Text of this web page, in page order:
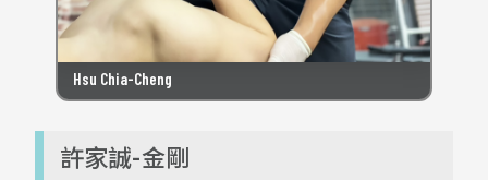
Hsu Chia-Cheng
許家誠-金剛